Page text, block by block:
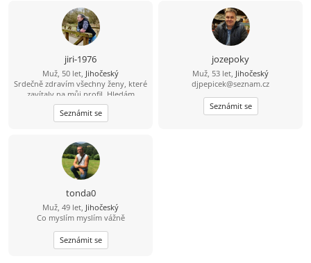
jiri-1976
Muž, 50 let, Jihočeský
Srdečně zdravím všechny ženy, které
zavítaly na můj profil. Hledám
pohodovou ženu, která pečuje o své
tělo i duši, žije vědomě a aktivně.
Jsem člověk, který ví, že hledá jednu
ladit myšlením i životním stylem.
Miluju přírodu, zvířata a výlety tam,
kde je ticho, čerstvý vzduch a pěkný
výhled do krajiny. Východy i západy
slunce jsou pro mě malý rituál. Rád
spím někdy pod širákem u jezer, řek
a lesních pramenů. Občas chodím
bosky - i přes žhavé uhlíky. A hotel s
bazénem? Ten si taky užiju. Už přes
deset let si peču kváskový žitný
chleba. Naučil mě, že dobré věci
Seznámit se
jozepoky
Muž, 53 let, Jihočeský
djpepicek@seznam.cz
Seznámit se
tonda0
Muž, 49 let, Jihočeský
Co myslím myslím vážně
Seznámit se